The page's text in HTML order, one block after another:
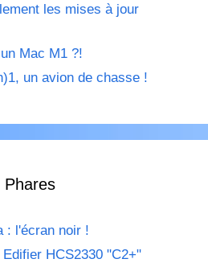
les mises à jour
Mac M1 ?!
un avion de chasse !
Phares
: l'écran noir !
HCS2330 "C2+"